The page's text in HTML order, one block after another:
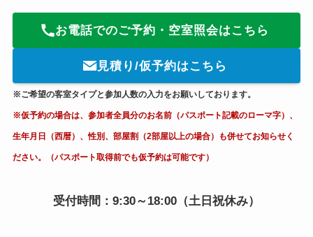
お電話でのご予約・空室照会はこちら
見積り/仮予約はこちら
※ご希望の客室タイプと参加人数の入力をお願いしております。
※仮予約の場合は、参加者全員分のお名前（パスポート記載のローマ字）、
生年月日（西暦）、性別、部屋割（2部屋以上の場合）も併せてお知らせく
ださい。（パスポート取得前でも仮予約は可能です）
受付時間：9:30～18:00（土日祝休み）